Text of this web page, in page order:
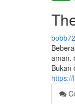
aman.
Bukan